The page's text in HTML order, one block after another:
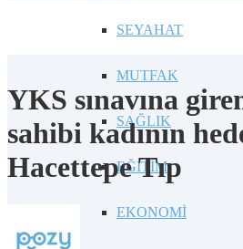
SEYAHAT
MUTFAK
SAĞLIK
EĞİTİM
EKONOMİ
YKS sınavına
sahibi kadının
Hacettepe Tıp